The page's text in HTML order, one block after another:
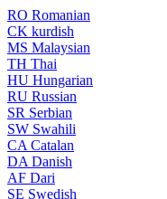
RO Romanian
CK kurdish
MS Malaysian
TH Thai
HU Hungarian
RU Russian
SR Serbian
SW Swahili
CA Catalan
DA Danish
AF Dari
SE Swedish